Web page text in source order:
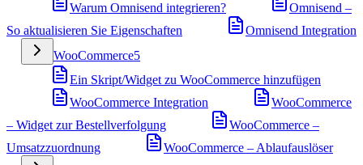
Warum Omnisend integrieren?
Omnisend –
So aktualisieren Sie Eigenschaften
Omnisend Integration
WooCommerce5
Ein Skript/Widget zu WooCommerce hinzufügen
WooCommerce Integration
WooCommerce
– Widget zur Bestellverfolgung
WooCommerce –
Umsatzzuordnung
WooCommerce – Ablaufauslöser